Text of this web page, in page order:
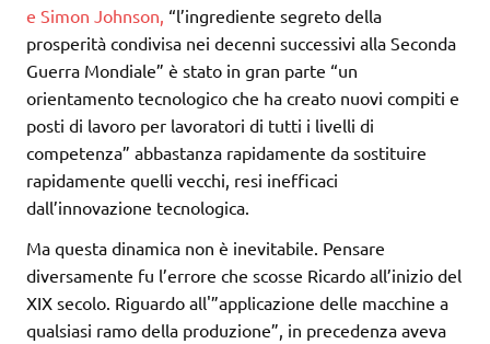
e Simon Johnson, “l’ingrediente segreto della
prosperità condivisa nei decenni successivi alla Seconda
Guerra Mondiale” è stato in gran parte “un
orientamento tecnologico che ha creato nuovi compiti e
posti di lavoro per lavoratori di tutti i livelli di
competenza” abbastanza rapidamente da sostituire
rapidamente quelli vecchi, resi inefficaci
dall’innovazione tecnologica.
Ma questa dinamica non è inevitabile. Pensare
diversamente fu l’errore che scosse Ricardo all’inizio del
XIX secolo. Riguardo all'”applicazione delle macchine a
qualsiasi ramo della produzione”, in precedenza aveva